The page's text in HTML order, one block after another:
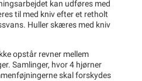
kan udføres med
til med kniv efter et retholt
Huller skæres med kniv
opstår revner mellem
Samlinger, hvor 4 hjørner
skal forskydes